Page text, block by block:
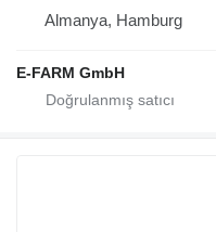
Almanya, Hamburg
E-FARM GmbH